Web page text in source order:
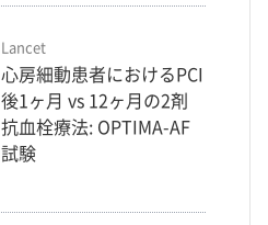
Lancet
心房細動患者におけるPCI
後1ヶ月 vs 12ヶ月の2剤
抗血栓療法: OPTIMA-AF
試験